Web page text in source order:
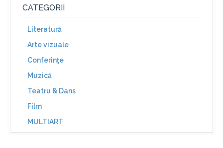
CATEGORII
Literatură
Arte vizuale
Conferinţe
Muzică
Teatru & Dans
Film
MULTIART